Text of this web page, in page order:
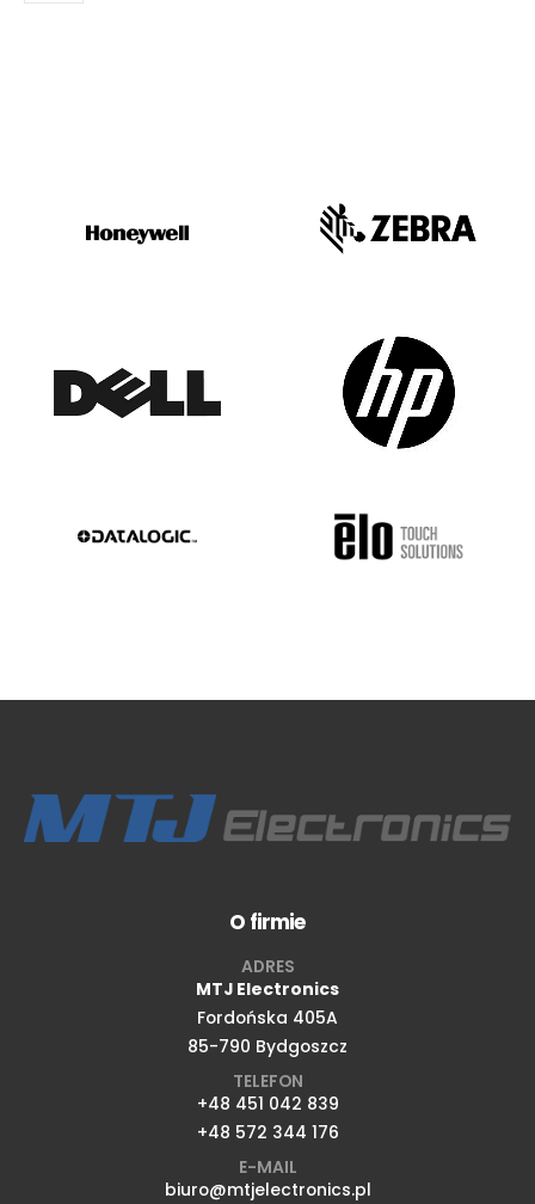
O firmie
ADRES
MTJ Electronics
Fordońska 405A
85-790 Bydgoszcz
TELEFON
+48 451 042 839
+48 572 344 176
E-MAIL
biuro@mtjelectronics.pl